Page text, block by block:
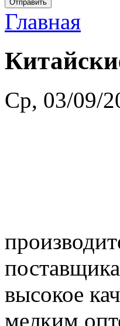
Главная
Ср, 03/09/
высокое
мелким